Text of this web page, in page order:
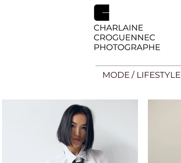
MODE / LIFESTYLE